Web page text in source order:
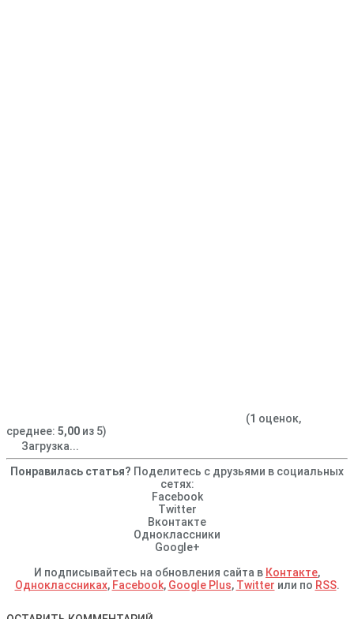
(1 оценок,
среднее: 5,00 из 5)
Загрузка...
Понравилась статья? Поделитесь с друзьями в социальных
сетях:
Facebook
Twitter
Вконтакте
Одноклассники
Google+
И подписывайтесь на обновления сайта в Контакте,
Одноклассниках, Facebook, Google Plus, Twitter или по RSS.